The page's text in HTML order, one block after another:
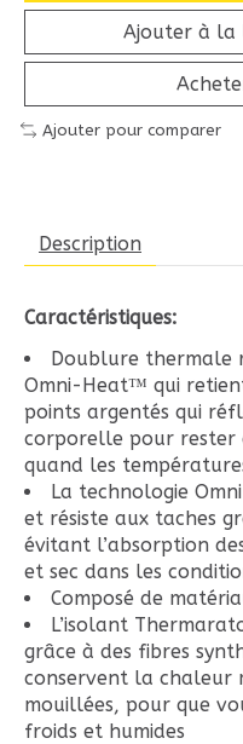
Ajouter à la
Ajouter pour comparer
Description
Caractéristiques:
Doublure thermale
Omni-Heat™ qui
points argentés qui
corporelle pour
quand les
La technologie
et résiste aux taches
évitant l’absorption
et sec dans les
Composé de
L’isolant
grâce à des fibres
conservent la chaleur
mouillées, pour que
froids et humides